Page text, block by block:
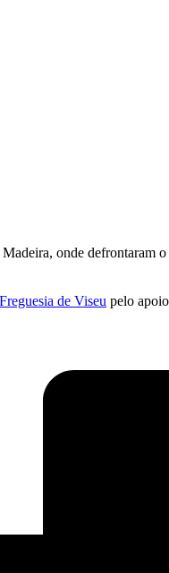
onde
Freguesia de Viseu pelo